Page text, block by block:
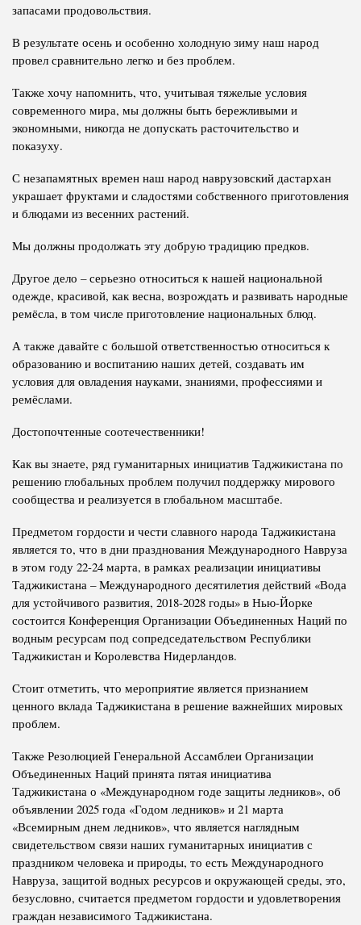
запасами продовольствия.
В результате осень и особенно холодную зиму наш народ
провел сравнительно легко и без проблем.
Также хочу напомнить, что, учитывая тяжелые условия
современного мира, мы должны быть бережливыми и
экономными, никогда не допускать расточительство и
показуху.
С незапамятных времен наш народ наврузовский дастархан
украшает фруктами и сладостями собственного приготовления
и блюдами из весенних растений.
Мы должны продолжать эту добрую традицию предков.
Другое дело – серьезно относиться к нашей национальной
одежде, красивой, как весна, возрождать и развивать народные
ремёсла, в том числе приготовление национальных блюд.
А также давайте с большой ответственностью относиться к
образованию и воспитанию наших детей, создавать им
условия для овладения науками, знаниями, профессиями и
ремёслами.
Достопочтенные соотечественники!
Как вы знаете, ряд гуманитарных инициатив Таджикистана по
решению глобальных проблем получил поддержку мирового
сообщества и реализуется в глобальном масштабе.
Предметом гордости и чести славного народа Таджикистана
является то, что в дни празднования Международного Навруза
в этом году 22-24 марта, в рамках реализации инициативы
Таджикистана – Международного десятилетия действий «Вода
для устойчивого развития, 2018-2028 годы» в Нью-Йорке
состоится Конференция Организации Объединенных Наций по
водным ресурсам под сопредседательством Республики
Таджикистан и Королевства Нидерландов.
Стоит отметить, что мероприятие является признанием
ценного вклада Таджикистана в решение важнейших мировых
проблем.
Также Резолюцией Генеральной Ассамблеи Организации
Объединенных Наций принята пятая инициатива
Таджикистана о «Международном годе защиты ледников», об
объявлении 2025 года «Годом ледников» и 21 марта
«Всемирным днем ​​ледников», что является наглядным
свидетельством связи наших гуманитарных инициатив с
праздником человека и природы, то есть Международного
Навруза, защитой водных ресурсов и окружающей среды, это,
безусловно, считается предметом гордости и удовлетворения
граждан независимого Таджикистана.